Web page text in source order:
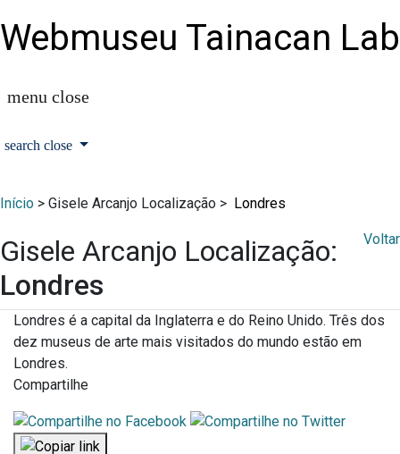
Webmuseu Tainacan Lab
Início > Gisele Arcanjo Localização > Londres
Gisele Arcanjo Localização:
Londres
Voltar
Londres é a capital da Inglaterra e do Reino Unido. Três dos
dez museus de arte mais visitados do mundo estão em
Londres.
Compartilhe